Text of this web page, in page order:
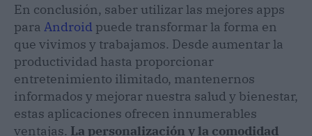
En conclusión, saber utilizar las mejores apps
para Android puede transformar la forma en
que vivimos y trabajamos. Desde aumentar la
productividad hasta proporcionar
entretenimiento ilimitado, mantenernos
informados y mejorar nuestra salud y bienestar,
estas aplicaciones ofrecen innumerables
ventajas. La personalización y la comodidad